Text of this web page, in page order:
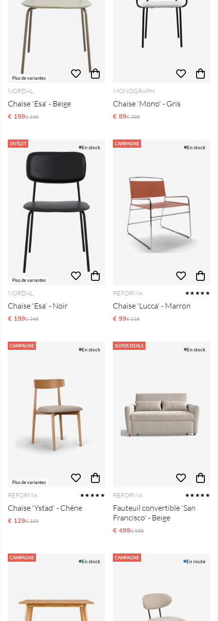
Plus de variantes
NORDAL
Chaise 'Esa' - Beige
€ 199Prix régulier:
€ 349
MONOGRAPH
Chaise 'Mono' - Gris
€ 89Prix régulier:
€ 399
OUTLET
Plus de variantes
En stock
NORDAL
Chaise 'Esa' - Noir
€ 199Prix régulier:
€ 349
CAMPAGNE
En stock
REFORMA ★★★★★
Chaise 'Lucca' - Marron
€ 99Prix régulier:
€ 119
CAMPAGNE
Plus de variantes
En stock
REFORMA ★★★★★
Chaise 'Ystad' - Chêne
€ 129Prix régulier:
€ 169
SUPER DEALS
En stock
REFORMA ★★★★★
Fauteuil convertible 'San
Francisco' - Beige
€ 499Prix régulier:
€ 599
CAMPAGNE
En stock
CAMPAGNE
En route